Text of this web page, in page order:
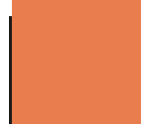
"LE COIFFAGE,
BARBE, LA
MÉTIER ET NOUS
SUR LE